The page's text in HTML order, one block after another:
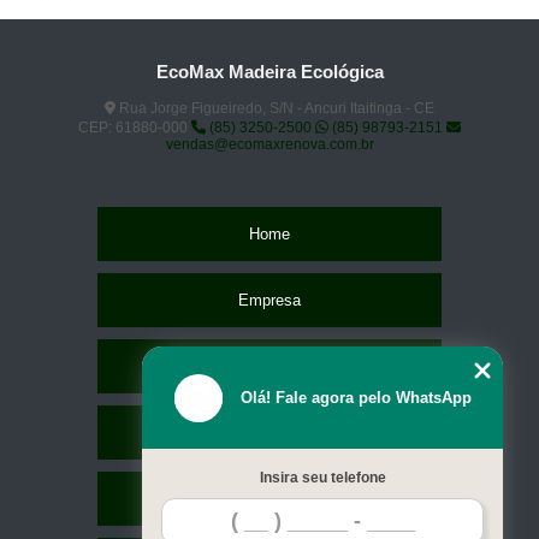
EcoMax Madeira Ecológica
Rua Jorge Figueiredo, S/N - Ancuri Itaitinga - CE
CEP: 61880-000
(85) 3250-2500
(85) 98793-2151
vendas@ecomaxrenova.com.br
Home
Empresa
Contato
Olá! Fale agora pelo WhatsApp
Insira seu telefone